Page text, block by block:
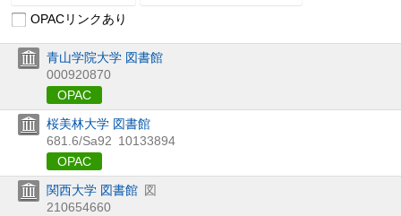
OPACリンクあり
青山学院大学 図書館
000920870
OPAC
桜美林大学 図書館
681.6/Sa92 10133894
OPAC
関西大学 図書館 図
210654660